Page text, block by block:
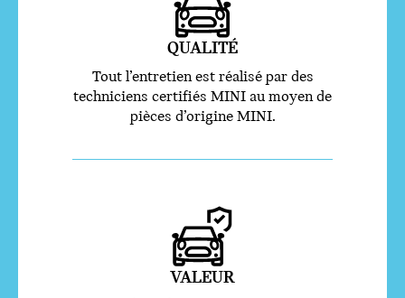
QUALITÉ
Tout l’entretien est réalisé par des
techniciens certifiés MINI au moyen de
pièces d’origine MINI.
VALEUR